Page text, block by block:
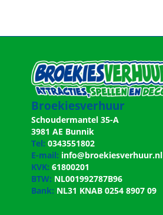
Broekiesverhuur
Schoudermantel 35-A
3981 AE Bunnik
Tel: 0343551802
E-mail: info@broekiesverhuur.nl
KVK: 61800201
BTW: NL001992787B96
Bank: NL31 KNAB 0254 8907 09